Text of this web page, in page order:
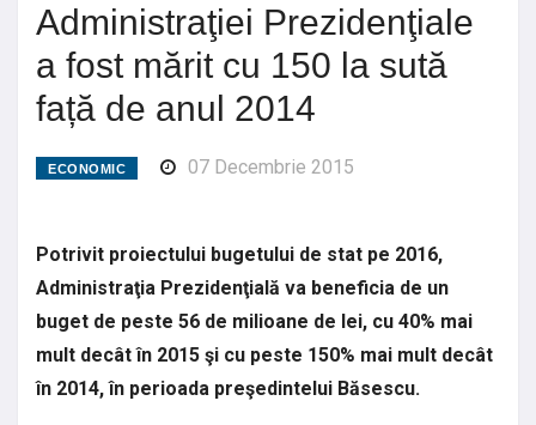
Administraţiei Prezidenţiale
a fost mărit cu 150 la sută
față de anul 2014
ECONOMIC 07 Decembrie 2015
Potrivit proiectului bugetului de stat pe 2016,
Administraţia Prezidenţială va beneficia de un
buget de peste 56 de milioane de lei, cu 40% mai
mult decât în 2015 şi cu peste 150% mai mult decât
în 2014, în perioada preşedintelui Băsescu.